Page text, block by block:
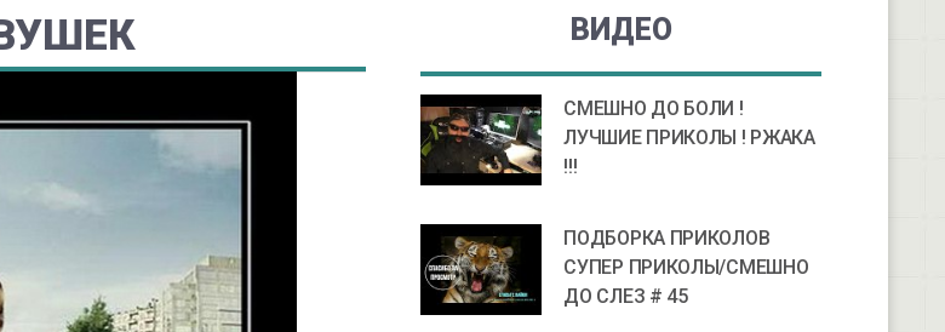
ВИДЕО
СМЕШНО ДО БОЛИ !
ЛУЧШИЕ ПРИКОЛЫ ! РЖАКА
!!!
ПОДБОРКА ПРИКОЛОВ
СУПЕР ПРИКОЛЫ/СМЕШНО
ДО СЛЕЗ # 45